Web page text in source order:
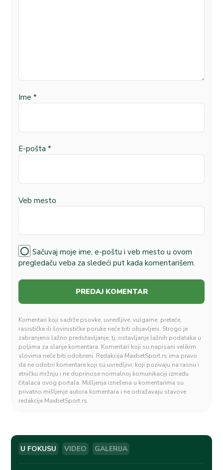
Ime *
E-pošta *
Veb mesto
Sačuvaj moje ime, e-poštu i veb mesto u ovom
pregledaču veba za sledeći put kada komentarišem.
Komentari koji sadrže psovke, uvredljive, vulgarne, preteće,
rasističke ili šovinističke poruke neće biti objavljeni. Strogo je
zabranjeno lažno predstavljanje, tj. ostavljanje lažnih podataka u
poljima za slanje komentara. Komentari koji su napisani velikim
slovima neće biti odobreni. Redakcija MaxbetSport.rs ima pravo
da ne odobri komentare koji su uvredljivi, koji pozivaju na rasnu i
etničku mržnju i ne doprinose normalnoj komunikaciji između
čitalaca ovog portala. Mišljenja iznešena u komentarima su
privatno mišljenje autora komentara i ne odražavaju stavove
redakcije MaxbetSport.rs.
U FOKUSU VIDEO GALERIJA